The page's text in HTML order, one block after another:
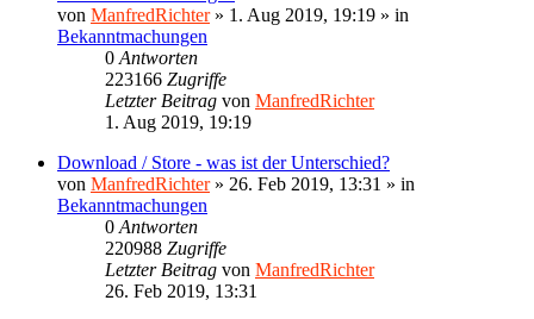
von ManfredRichter» 1. Aug 2019, 19:19 » in
Bekanntmachungen
0 Antworten
223166 Zugriffe
Letzter Beitrag von ManfredRichter
1. Aug 2019, 19:19
Download / Store - was ist der Unterschied?
von ManfredRichter» 26. Feb 2019, 13:31 » in
Bekanntmachungen
0 Antworten
220988 Zugriffe
Letzter Beitrag von ManfredRichter
26. Feb 2019, 13:31